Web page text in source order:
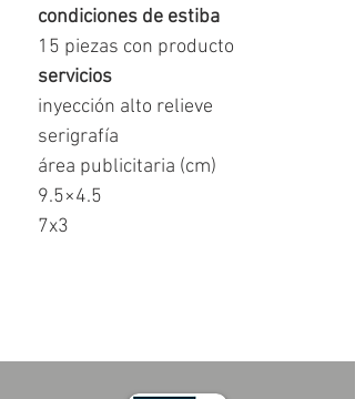
condiciones de estiba
15 piezas con producto
servicios
inyección alto relieve
serigrafía
área publicitaria (cm)
9.5×4.5
7x3